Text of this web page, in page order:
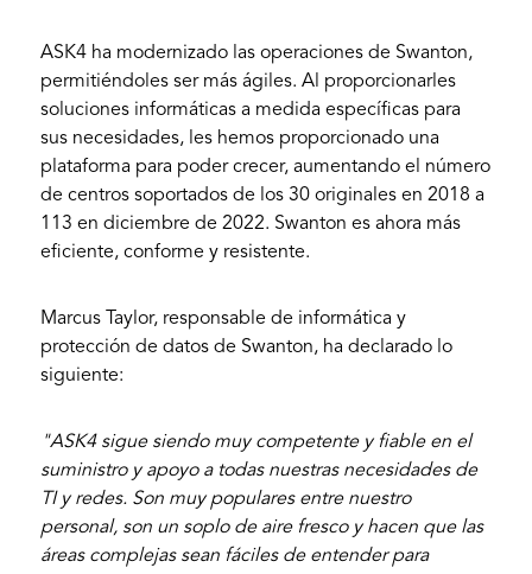
ASK4 ha modernizado las operaciones de Swanton,
permitiéndoles ser más ágiles. Al proporcionarles
soluciones informáticas a medida específicas para
sus necesidades, les hemos proporcionado una
plataforma para poder crecer, aumentando el número
de centros soportados de los 30 originales en 2018 a
113 en diciembre de 2022. Swanton es ahora más
eficiente, conforme y resistente.
Marcus Taylor, responsable de informática y
protección de datos de Swanton, ha declarado lo
siguiente:
"ASK4 sigue siendo muy competente y fiable en el
suministro y apoyo a todas nuestras necesidades de
TI y redes. Son muy populares entre nuestro
personal, son un soplo de aire fresco y hacen que las
áreas complejas sean fáciles de entender para